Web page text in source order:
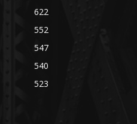
622
552
547
540
523